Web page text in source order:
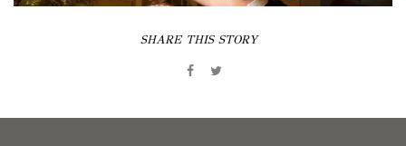
SHARE THIS STORY